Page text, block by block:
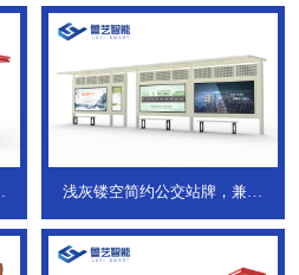
浅灰镂空简约公交站牌，兼具